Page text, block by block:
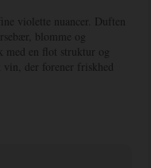
violette nuancer. Duften
blomme og
med en flot struktur og
vin, der forener friskhed